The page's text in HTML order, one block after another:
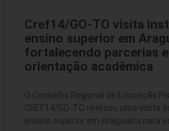
Cref14/GO-TO visita
ensino superior em
fortalecendo parcerias
orientação acadêmica
O Conselho Regional de Educação
CREF14/GO-TO realizou uma visita
ensino superior em Araguaína para